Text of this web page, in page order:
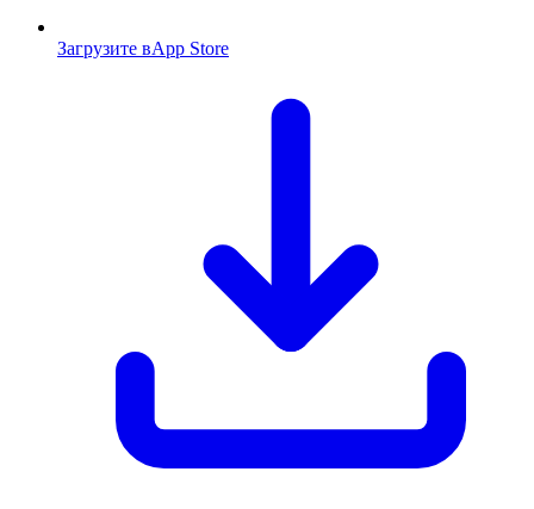
Загрузите вApp Store